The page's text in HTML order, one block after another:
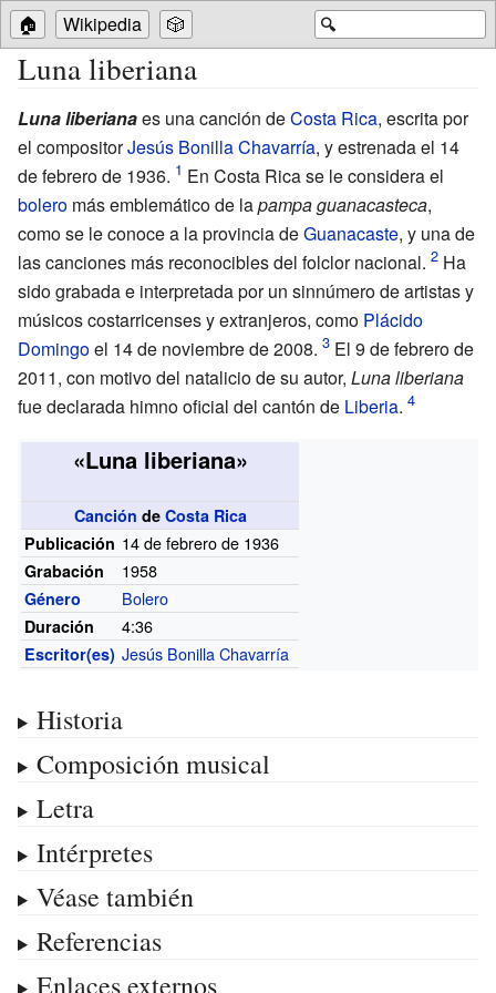
🔍
🏠 Wikipedia 🎲
Luna liberiana
Luna liberianaes una canción deCosta Rica, escrita por
el compositorJesús Bonilla Chavarría, y estrenada el 14
de febrero de 1936.
En Costa Rica se le considera el
bolero más emblemático de lapampa guanacasteca,
como se le conoce a la provincia deGuanacaste, y una de
las canciones más reconocibles del folclor nacional.
Ha
sido grabada e interpretada por un sinnúmero de artistas y
músicos costarricenses y extranjeros, como Plácido
Domingoel 14 de noviembre de 2008.
El 9 de febrero de
2011, con motivo del natalicio de su autor, Luna liberiana
fue declarada himno oficial del cantón de Liberia.
«Luna liberiana»
Canción de Costa Rica
Publicación 14 de febrero de 1936
Grabación 1958
Género Bolero
Duración 4:36
Escritor(es) Jesús Bonilla Chavarría
Historia
Composición musical
Letra
Intérpretes
Véase también
Referencias
Enlaces externos